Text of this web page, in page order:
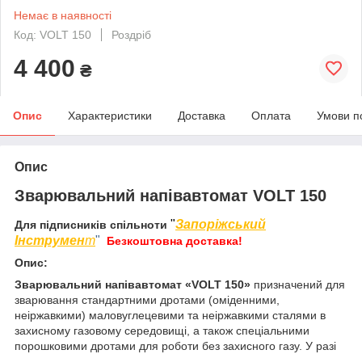
Немає в наявності
Код: VOLT 150
Роздріб
4 400 ₴
Опис Характеристики Доставка Оплата Умови
Опис
Зварювальний напівавтомат VOLT 150
Для підписників спільноти "Запоріжський
Інструмент" Безкоштовна доставка!
Опис:
Зварювальний напівавтомат «VOLT 150» призначений для
зварювання стандартними дротами (оміденними,
неіржавкими) маловуглецевими та неіржавкими сталями в
захисному газовому середовищі, а також спеціальними
порошковими дротами для роботи без захисного газу. У разі